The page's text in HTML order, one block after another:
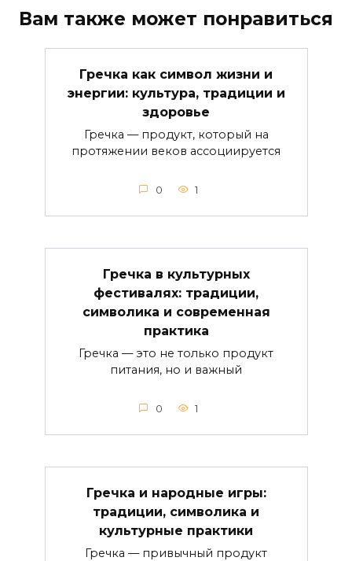
Вам также может понравиться
Гречка как символ жизни и
энергии: культура, традиции и
здоровье
Гречка — продукт, который на
протяжении веков ассоциируется
0 1
Гречка в культурных
фестивалях: традиции,
символика и современная
практика
Гречка — это не только продукт
питания, но и важный
0 1
Гречка и народные игры:
традиции, символика и
культурные практики
Гречка — привычный продукт